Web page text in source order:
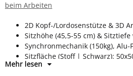
beim Arbeiten
2D Kopf-/Lordosenstütze & 3D
Sitzhöhe (45,5-55 cm) &
Synchronmechanik (150kg), Alu-
Sitzfläche (Stoff | Schwarz):
Rückenlehne: Graue
Mehr lesen